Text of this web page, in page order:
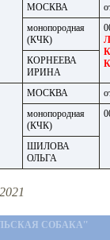
МОСКВА
монопородная
(КЧК)
КОРНЕЕВА
ИРИНА
МОСКВА
монопородная
(КЧК)
ШИЛОВА
ОЛЬГА
СОБАКА''